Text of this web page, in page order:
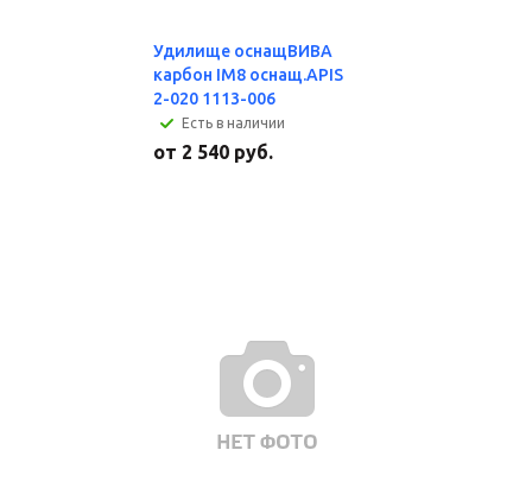
Удилище оснащВИВА
карбон IM8 оснащ.APIS
2-020 1113-006
Есть в наличии
от 2 540 руб.